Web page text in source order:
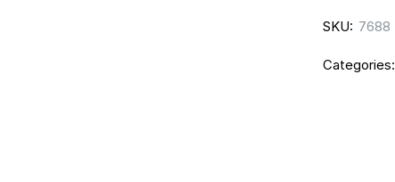
8012-
quantity
SKU: 7688
Categories: